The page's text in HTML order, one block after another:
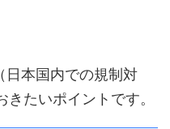
日本国内での規制対
たいポイントです。